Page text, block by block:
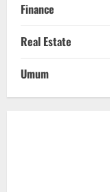
Finance
Real Estate
Umum